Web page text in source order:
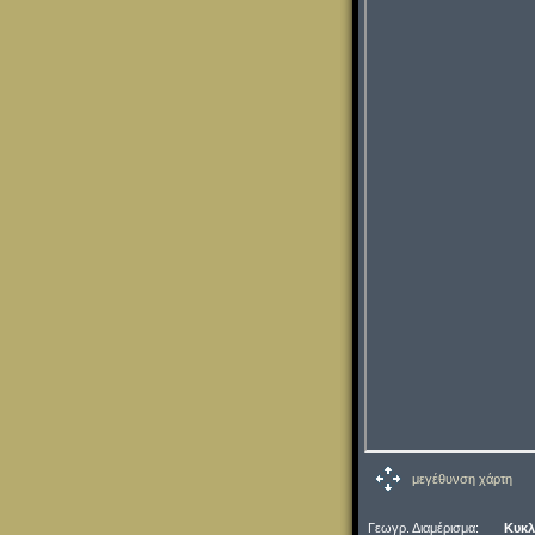
μεγέθυνση χάρτη
Γεωγρ. Διαμέρισμα: